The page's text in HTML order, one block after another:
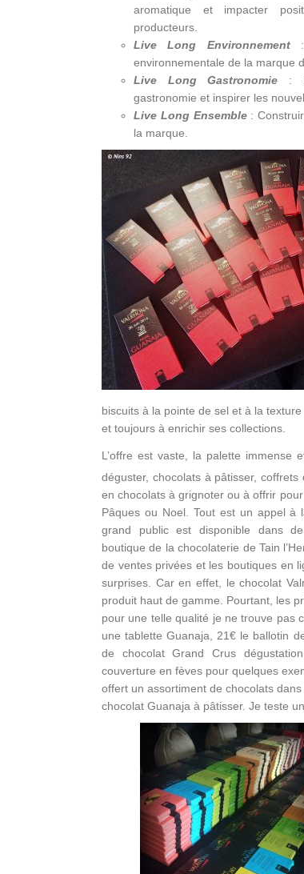
aromatique et impacter
producteurs.
Live Long Environnement:
environnementale de la marque
Live Long Gastronomie :
gastronomie et inspirer les
Live Long Ensemble:
la marque.
biscuits à la pointe de sel et à la
et toujours à enrichir ses collections.
L’offre est vaste, la palette immense
déguster, chocolats à pâtisser,
en chocolats à grignoter ou à offrir
Pâques ou Noel. Tout est un appel à
grand public est disponible dans
boutique de la chocolaterie de Tain
de ventes privées et les boutiques en
surprises. Car en effet, le chocolat
produit haut de gamme. Pourtant, les
pour une telle qualité je ne trouve pas
une tablette Guanaja, 21€ le ballotin
de chocolat Grand Crus
couverture en fèves pour quelques
offert un assortiment de chocolats
chocolat Guanaja à pâtisser. Je teste